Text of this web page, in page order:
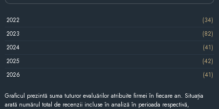
2022
(34)
2023
(82)
2024
(41)
2025
(42)
2026
(41)
Graficul prezintă suma tuturor evaluărilor atribuite firmei în fiecare an. Situația
arată numărul total de recenzii incluse în analiză în perioada respectivă,